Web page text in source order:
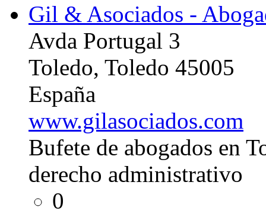
Gil & Asociados -
Avda Portugal 3
Toledo, Toledo 45005
España
www.gilasociados.com
Bufete de abogados en
derecho administrativo
0